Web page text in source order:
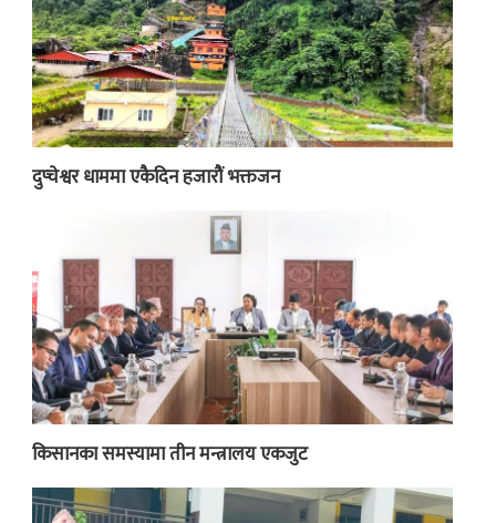
दुप्चेश्वर धाममा एकैदिन हजारौं भक्तजन
किसानका समस्यामा तीन मन्त्रालय एकजुट